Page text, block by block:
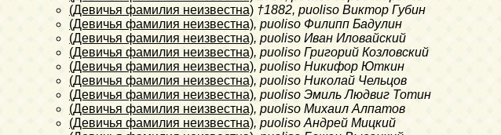
(Девичья фамилия неизвестна) †1882, puoliso Виктор Губин
(Девичья фамилия неизвестна), puoliso Филипп Бадулин
(Девичья фамилия неизвестна), puoliso Иван Иловайский
(Девичья фамилия неизвестна), puoliso Григорий Козловский
(Девичья фамилия неизвестна), puoliso Никифор Юткин
(Девичья фамилия неизвестна), puoliso Николай Чельцов
(Девичья фамилия неизвестна), puoliso Эмиль Людвиг Тотин
(Девичья фамилия неизвестна), puoliso Михаил Алпатов
(Девичья фамилия неизвестна), puoliso Андрей Мицкий